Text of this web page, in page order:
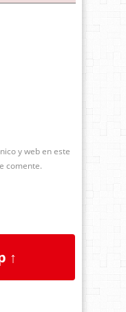
y web en este
comente.
↑